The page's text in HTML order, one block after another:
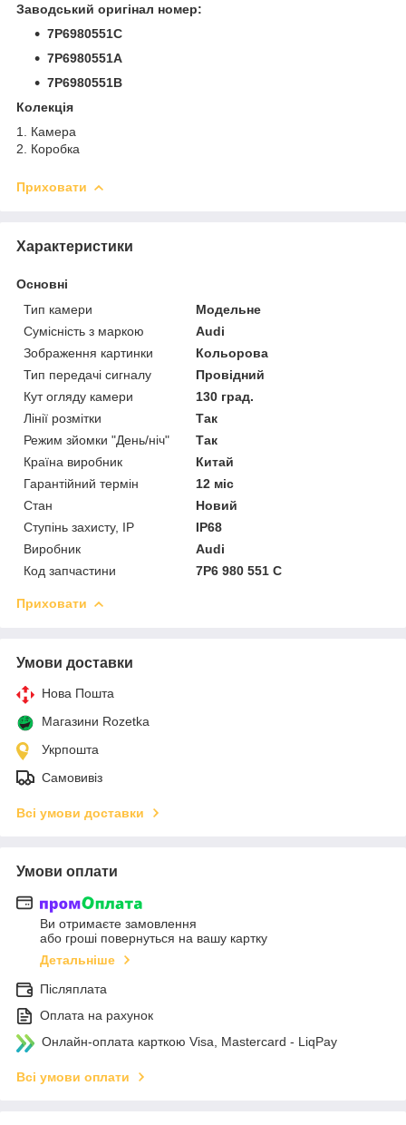
Заводський оригінал номер:
7P6980551C
7P6980551A
7P6980551B
Колекція
1. Камера
2. Коробка
Приховати
Характеристики
Основні
Тип камери
Модельне
Сумісність з маркою
Audi
Зображення картинки
Кольорова
Тип передачі сигналу
Провідний
Кут огляду камери
130 град.
Лінії розмітки
Так
Режим зйомки "День/ніч"
Так
Країна виробник
Китай
Гарантійний термін
12 міс
Стан
Новий
Ступінь захисту, IP
IP68
Виробник
Audi
Код запчастини
7P6 980 551 C
Приховати
Умови доставки
Нова Пошта
Магазини Rozetka
Укрпошта
Самовивіз
Всі умови доставки
Умови оплати
Ви отримаєте замовлення
або гроші повернуться на вашу картку
Детальніше
Післяплата
Оплата на рахунок
Онлайн-оплата карткою Visa, Mastercard - LiqPay
Всі умови оплати